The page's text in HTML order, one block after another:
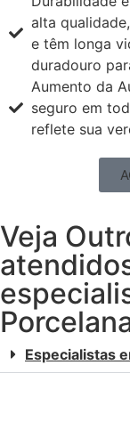
alta
e têm longa
duradouro
Aumento da
seguro em
reflete sua
Veja
Especialistas